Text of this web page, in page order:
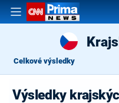
Celkové výsledky
Výsledky